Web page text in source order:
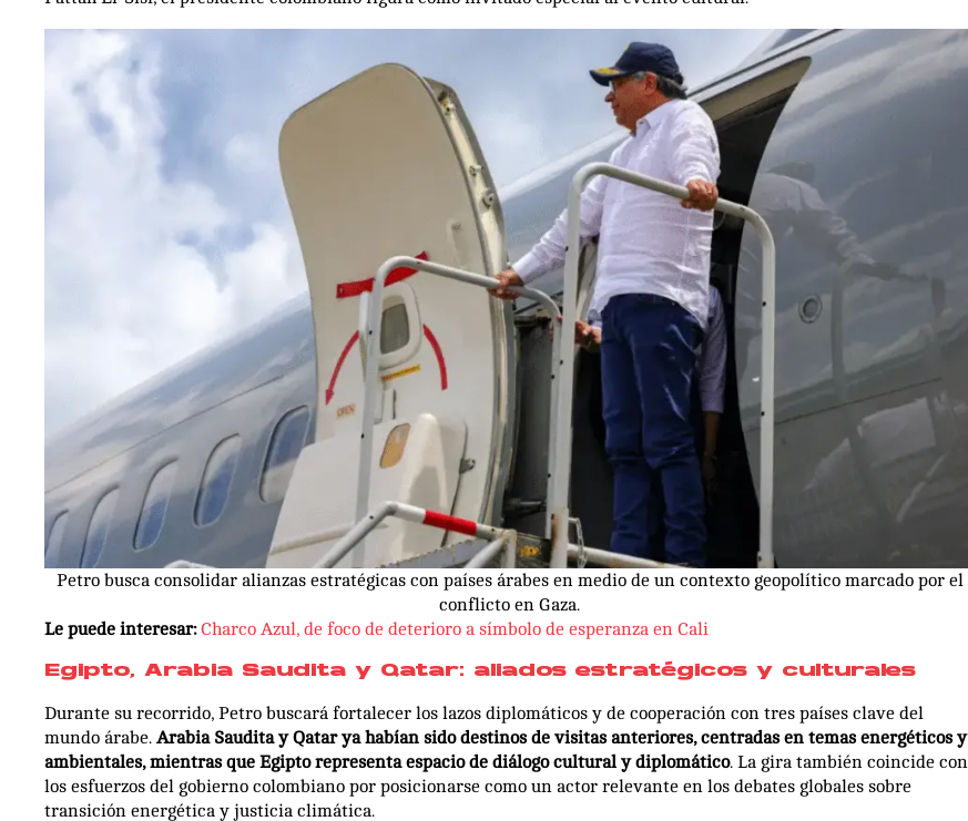
Petro busca consolidar alianzas estratégicas con países árabes en medio de un contexto geopolítico marcado por el
conflicto en Gaza.
Le puede interesar: Charco Azul, de foco de deterioro a símbolo de esperanza en Cali
Egipto, Arabia Saudita y Qatar: aliados estratégicos y culturales
Durante su recorrido, Petro buscará fortalecer los lazos diplomáticos y de cooperación con tres países clave del
mundo árabe. Arabia Saudita y Qatar ya habían sido destinos de visitas anteriores, centradas en temas energéticos y
ambientales, mientras que Egipto representa espacio de diálogo cultural y diplomático. La gira también coincide con
los esfuerzos del gobierno colombiano por posicionarse como un actor relevante en los debates globales sobre
transición energética y justicia climática.